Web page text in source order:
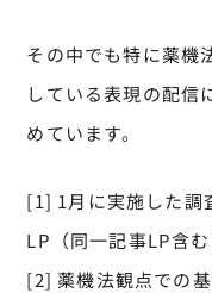
その中でも特に薬機
している表現の配信
めています。
[1] 1月に実施した調
LP（同一記事LP含む
[2] 薬機法観点での